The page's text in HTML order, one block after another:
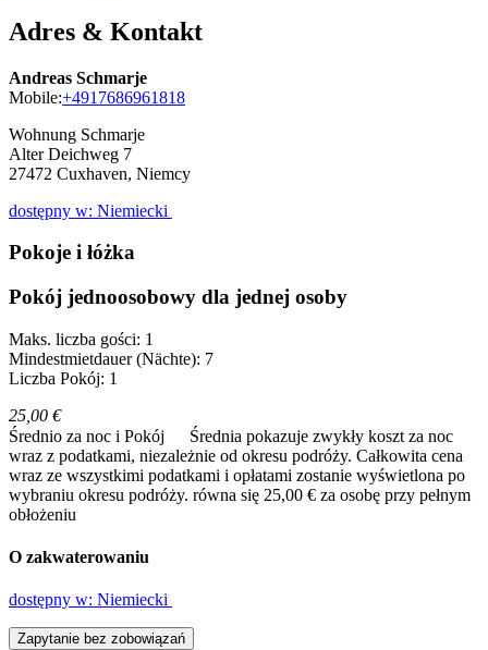
Adres & Kontakt
Andreas Schmarje
Mobile:+4917686961818
Wohnung Schmarje
Alter Deichweg 7
27472 Cuxhaven, Niemcy
dostępny w: Niemiecki
Pokoje i łóżka
Pokój jednoosobowy dla jednej osoby
Maks. liczba gości: 1
Mindestmietdauer (Nächte): 7
Liczba Pokój: 1
25,00 €
Średnio za noc i Pokój
Średnia pokazuje zwykły koszt za noc
wraz z podatkami, niezależnie od okresu podróży. Całkowita cena
wraz ze wszystkimi podatkami i opłatami zostanie wyświetlona po
wybraniu okresu podróży. równa się 25,00 € za osobę przy pełnym
obłożeniu
O zakwaterowaniu
dostępny w: Niemiecki
Zapytanie bez zobowiązań